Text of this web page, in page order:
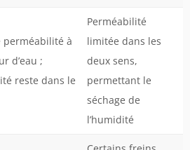
perméabilité à
d’eau ;
reste dans le
Perméabilité
limitée dans les
deux sens,
permettant le
séchage de
l’humidité